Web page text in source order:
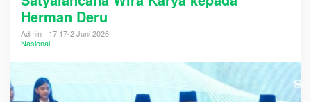
Herman Deru
Admin
17:17-2 Juni 2026
Nasional